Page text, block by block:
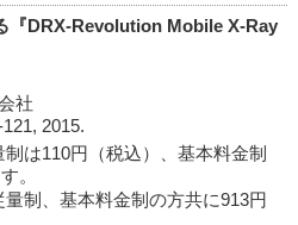
『DRX-Revolution Mobile X-Ray
社
121, 2015.
は110円（税込）、基本料金制
。
制、基本料金制の方共に913円